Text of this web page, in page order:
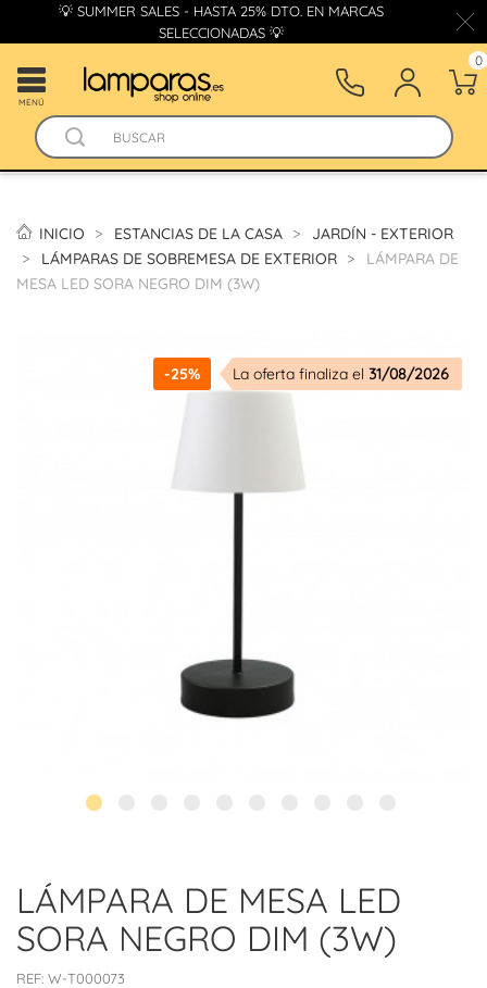
💡 SUMMER SALES - HASTA 25% DTO. EN MARCAS
SELECCIONADAS 💡
MENÚ
0
INICIO ESTANCIAS DE LA CASA
JARDÍN - EXTERIOR
LÁMPARAS DE SOBREMESA DE EXTERIOR
LÁMPARA DE
MESA LED SORA NEGRO DIM (3W)
-25% La oferta finaliza el 31/08/2026
LÁMPARA DE MESA LED
SORA NEGRO DIM (3W)
REF: W-T000073